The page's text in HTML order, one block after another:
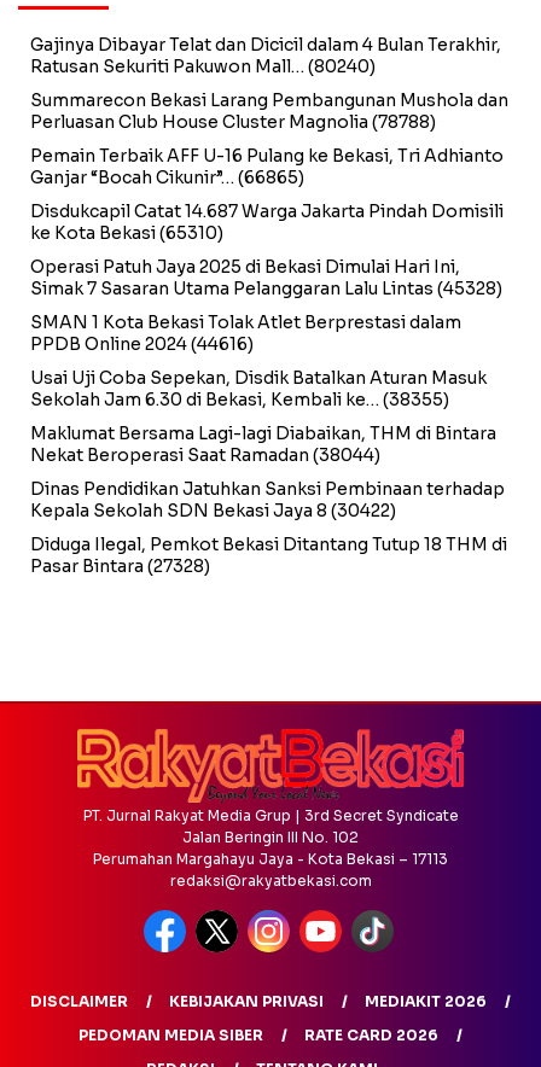
Gajinya Dibayar Telat dan Dicicil dalam 4 Bulan Terakhir,
Ratusan Sekuriti Pakuwon Mall… (80240)
Summarecon Bekasi Larang Pembangunan Mushola dan
Perluasan Club House Cluster Magnolia (78788)
Pemain Terbaik AFF U-16 Pulang ke Bekasi, Tri Adhianto
Ganjar “Bocah Cikunir”… (66865)
Disdukcapil Catat 14.687 Warga Jakarta Pindah Domisili
ke Kota Bekasi(65310)
Operasi Patuh Jaya 2025 di Bekasi Dimulai Hari Ini,
Simak 7 Sasaran Utama Pelanggaran Lalu Lintas (45328)
SMAN 1 Kota Bekasi Tolak Atlet Berprestasi dalam
PPDB Online 2024(44616)
Usai Uji Coba Sepekan, Disdik Batalkan Aturan Masuk
Sekolah Jam 6.30 di Bekasi, Kembali ke… (38355)
Maklumat Bersama Lagi-lagi Diabaikan, THM di Bintara
Nekat Beroperasi Saat Ramadan (38044)
Dinas Pendidikan Jatuhkan Sanksi Pembinaan terhadap
Kepala Sekolah SDN Bekasi Jaya 8 (30422)
Diduga Ilegal, Pemkot Bekasi Ditantang Tutup 18 THM di
Pasar Bintara (27328)
PT. Jurnal Rakyat Media Grup | 3rd Secret Syndicate
Jalan Beringin III No. 102
Perumahan Margahayu Jaya - Kota Bekasi – 17113
redaksi@rakyatbekasi.com
DISCLAIMER KEBIJAKAN PRIVASI
MEDIAKIT 2026
PEDOMAN MEDIA SIBER
RATE CARD 2026